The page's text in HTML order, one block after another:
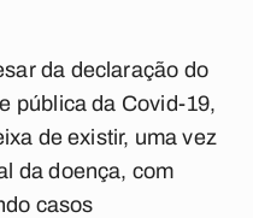
da declaração do
pública da Covid-19,
de existir, uma vez
da doença, com
casos